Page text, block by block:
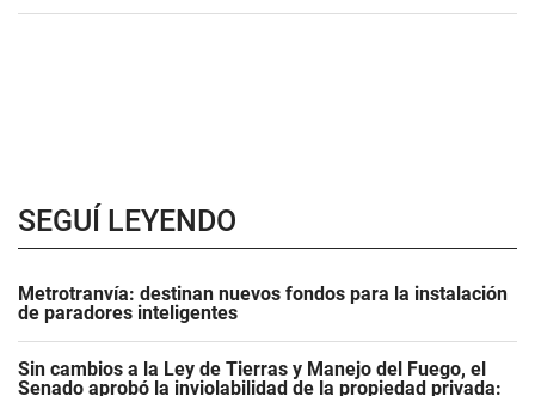
SEGUÍ LEYENDO
Metrotranvía: destinan nuevos fondos para la instalación
de paradores inteligentes
Sin cambios a la Ley de Tierras y Manejo del Fuego, el
Senado aprobó la inviolabilidad de la propiedad privada: